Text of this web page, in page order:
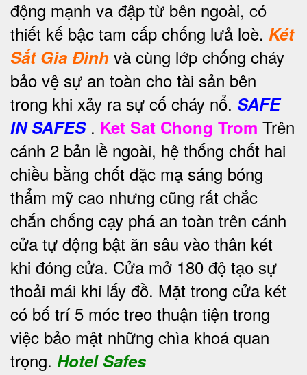
động mạnh va đập từ bên ngoài, có
thiết kế bậc tam cấp chống lưả loè. Két
Sắt Gia Đình và cùng lớp chống cháy
bảo vệ sự an toàn cho tài sản bên
trong khi xảy ra sự cố cháy nổ. SAFE
IN SAFES. Ket Sat Chong Trom Trên
cánh 2 bản lề ngoài, hệ thống chốt hai
chiều bằng chốt đặc mạ sáng bóng
thẩm mỹ cao nhưng cũng rất chắc
chắn chống cạy phá an toàn trên cánh
cửa tự động bật ăn sâu vào thân két
khi đóng cửa. Cửa mở 180 độ tạo sự
thoải mái khi lấy đồ. Mặt trong cửa két
có bố trí 5 móc treo thuận tiện trong
việc bảo mật những chìa khoá quan
trọng. Hotel Safes